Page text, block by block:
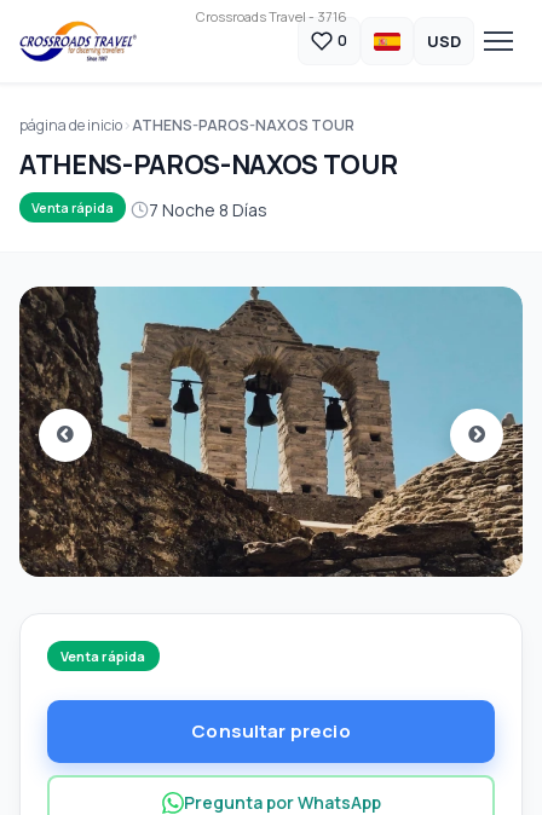
Crossroads Travel - 3716
0 USD
página de inicio ATHENS-PAROS-NAXOS TOUR
ATHENS-PAROS-NAXOS TOUR
Venta rápida 7 Noche 8 Días
Venta rápida
Consultar precio
Pregunta por WhatsApp